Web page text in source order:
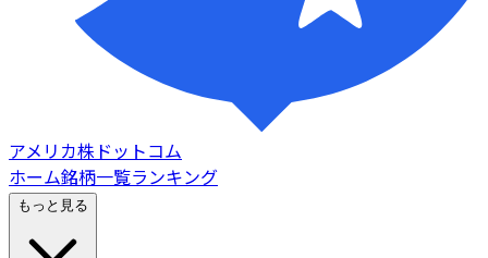
アメリカ株ドットコム
ホーム銘柄一覧ランキング
もっと見る